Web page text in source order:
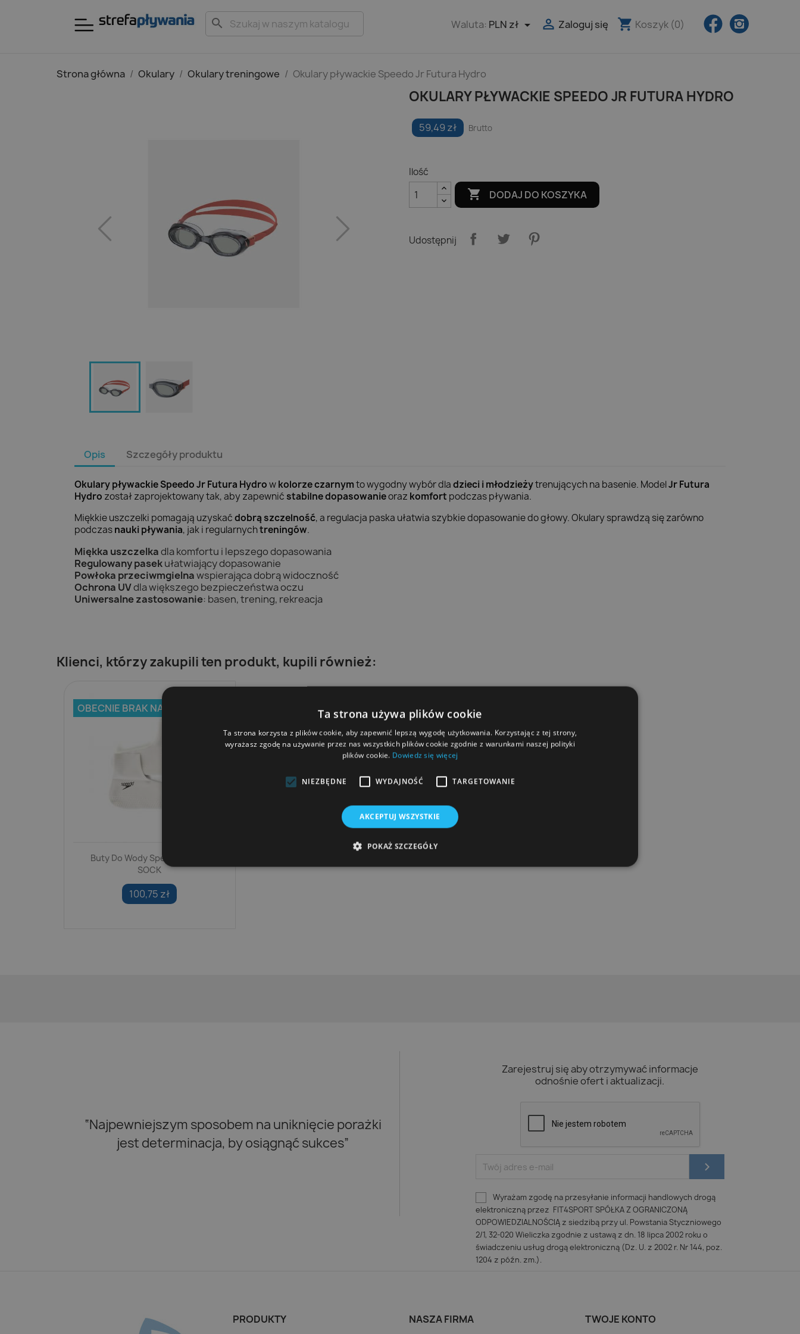
search Facebook
shopping_cart Koszyk (0)
 Zaloguj się
Waluta: PLN zł 
Strona główna Okulary Okulary treningowe Okulary pływackie Speedo Jr Futura Hydro
OKULARY PŁYWACKIE SPEEDO JR FUTURA HYDRO
59,49 zł Brutto
Ilość
 DODAJ DO KOSZYKA
Udostępnij
Opis Szczegóły produktu
Okulary pływackie Speedo Jr Futura Hydrowkolorze czarnymto wygodny wybór dladzieci i młodzieżytrenujących na basenie. ModelJr Futura
Hydro został zaprojektowany tak, aby zapewnićstabilne dopasowanieoraz komfort podczas pływania.
Miękkie uszczelki pomagają uzyskaćdobrą szczelność, a regulacja paska ułatwia szybkie dopasowanie do głowy. Okulary sprawdzą się zarówno
podczasnauki pływania, jak i regularnychtreningów.
Miękka uszczelkadla komfortu i lepszego dopasowania
Regulowany pasekułatwiający dopasowanie
Powłoka przeciwmgielnawspierająca dobrą widoczność
Ochrona UVdla większego bezpieczeństwa oczu
Uniwersalne zastosowanie: basen, trening, rekreacja
Klienci, którzy zakupili ten produkt, kupili również:
Buty Do Wody Speedo LATEX
SOCK
100,75 zł
OBECNIE BRAK NA STANIE
“Najpewniejszym sposobem na uniknięcie porażki
jest determinacja, by osiągnąć sukces”
Zarejestruj się aby otrzymywać informacje
odnośnie ofert i aktualizacji.
Wyrażam zgodę na przesyłanie informacji handlowych drogą
elektroniczną przez FIT4SPORT SPÓŁKA Z OGRANICZONĄ
ODPOWIEDZIALNOŚCIĄ z siedzibą przy ul. Powstania Styczniowego
2/1, 32-020 Wieliczka zgodnie z ustawą z dn. 18 lipca 2002 roku o
świadczeniu usług drogą elektroniczną (Dz. U. z 2002 r. Nr 144, poz.
1204 z późn. zm.).
PRODUKTY NASZA FIRMA TWOJE KONTO
Ta strona używa plików cookie
Ta strona korzysta z plików cookie, aby zapewnić lepszą wygodę użytkowania. Korzystając z tej strony,
wyrażasz zgodę na używanie przez nas wszystkich plików cookie zgodnie z warunkami naszej polityki
plików cookie. Dowiedz się więcej
NIEZBĘDNE WYDAJNOŚĆ TARGETOWANIE
AKCEPTUJ WSZYSTKIE
POKAŻ SZCZEGÓŁY